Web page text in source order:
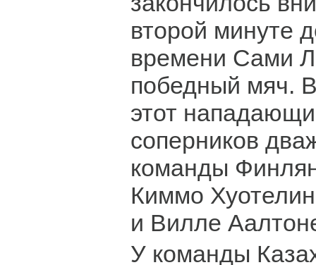
второй минуте
времени Сами
победный мяч.
этот
соперников
команды
Киммо
и Вилле
У команды